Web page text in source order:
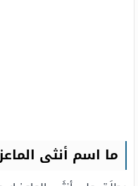
ما اسم أنثى